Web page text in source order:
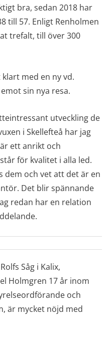
bra, sedan 2018 har
till 57. Enligt Renholmen
trefalt, till över 300
med en ny vd.
sin nya resa.
utveckling de
i Skellefteå har jag
ett anrikt och
för kvalitet i alla led.
dem och vet att det är en
Det blir spännande
redan har en relation
Såg i Kalix,
Holmgren 17 år inom
och
är mycket nöjd med